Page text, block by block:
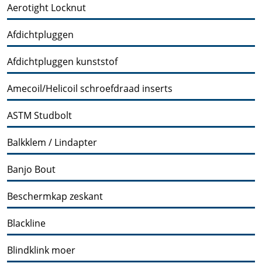
Aerotight Locknut
Afdichtpluggen
Afdichtpluggen kunststof
Amecoil/Helicoil schroefdraad inserts
ASTM Studbolt
Balkklem / Lindapter
Banjo Bout
Beschermkap zeskant
Blackline
Blindklink moer